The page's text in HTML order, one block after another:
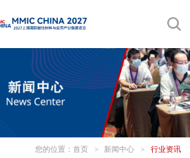
您的位置： 首页 > 新闻中心 > 行业资讯